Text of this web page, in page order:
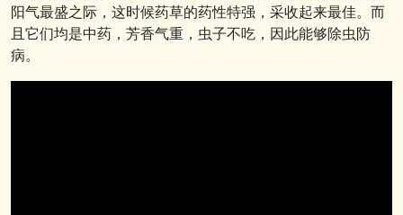
阳气最盛之际，这时候药草的药性特强，采收起来最佳。而
且它们均是中药，芳香气重，虫子不吃，因此能够除虫防
病。